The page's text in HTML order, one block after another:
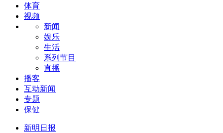
体育
视频
新闻
娱乐
生活
系列节目
直播
播客
互动新闻
专题
保健
新明日报